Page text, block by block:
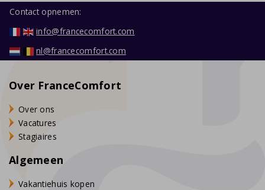
Contact opnemen:
info@francecomfort.com
nl@francecomfort.com
Over FranceComfort
Over ons
Vacatures
Stagiaires
Algemeen
Vakantiehuis kopen